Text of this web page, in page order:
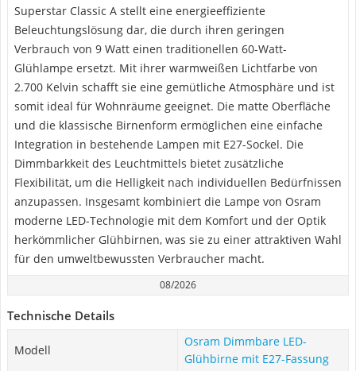
Superstar Classic A stellt eine energieeffiziente
Beleuchtungslösung dar, die durch ihren geringen
Verbrauch von 9 Watt einen traditionellen 60-Watt-
Glühlampe ersetzt. Mit ihrer warmweißen Lichtfarbe von
2.700 Kelvin schafft sie eine gemütliche Atmosphäre und ist
somit ideal für Wohnräume geeignet. Die matte Oberfläche
und die klassische Birnenform ermöglichen eine einfache
Integration in bestehende Lampen mit E27-Sockel. Die
Dimmbarkkeit des Leuchtmittels bietet zusätzliche
Flexibilität, um die Helligkeit nach individuellen Bedürfnissen
anzupassen. Insgesamt kombiniert die Lampe von Osram
moderne LED-Technologie mit dem Komfort und der Optik
herkömmlicher Glühbirnen, was sie zu einer attraktiven Wahl
für den umweltbewussten Verbraucher macht.
08/2026
Technische Details
Modell
Osram Dimmbare LED-
Glühbirne mit E27-Fassung